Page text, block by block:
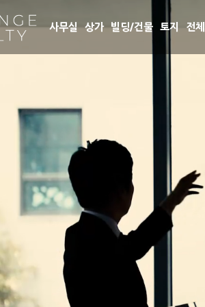
사무실 상가 빌딩/건물 토지 전